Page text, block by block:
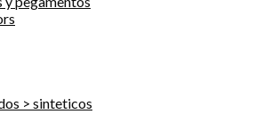
> sinteticos